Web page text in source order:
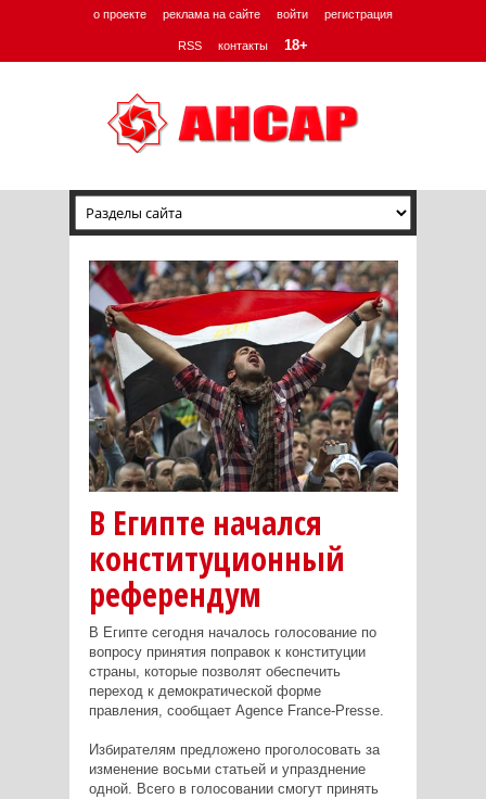
о проекте реклама на сайте войти регистрация
RSS контакты 18+
В Египте начался
конституционный
референдум
В Египте сегодня началось голосование по
вопросу принятия поправок к конституции
страны, которые позволят обеспечить
переход к демократической форме
правления, сообщает Agence France-Presse.
Избирателям предложено проголосовать за
изменение восьми статьей и упразднение
одной. Всего в голосовании смогут принять